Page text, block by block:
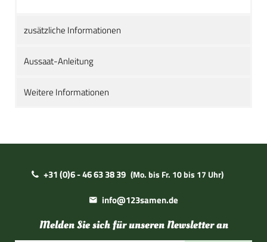
zusätzliche Informationen
Aussaat-Anleitung
Weitere Informationen
+31 (0)6 - 46 63 38 39 (Mo. bis Fr. 10 bis 17 Uhr)
info@123samen.de
Melden Sie sich für unseren Newsletter an